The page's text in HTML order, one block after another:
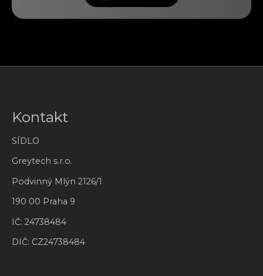
Kontakt
SÍDLO
Greytech s.r.o.
Podvinný Mlýn 2126/1
190 00 Praha 9
IČ: 24738484
DIČ: CZ24738484